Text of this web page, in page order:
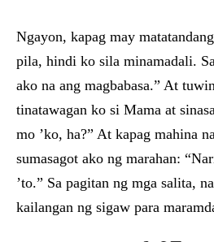
Ngayon, kapag may
pila, hindi ko sila minamadali.
ako na ang magbabasa.” At
tinatawagan ko si Mama at
mo ’ko, ha?” At kapag mahina
sumasagot ako ng marahan:
’to.” Sa pagitan ng mga salita,
kailangan ng sigaw para